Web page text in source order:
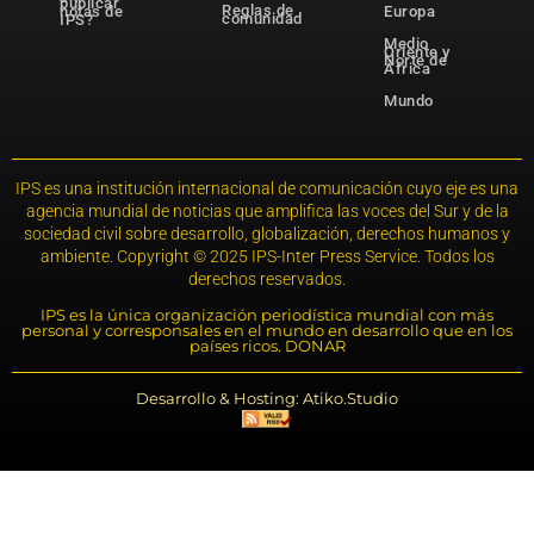
notas de
IPS?
Reglas de
comunidad
Europa
Medio
Oriente y
Norte de
África
Mundo
IPS es una institución internacional de comunicación cuyo eje es una
agencia mundial de noticias que amplifica las voces del Sur y de la
sociedad civil sobre desarrollo, globalización, derechos humanos y
ambiente. Copyright © 2025 IPS-Inter Press Service. Todos los
derechos reservados.
IPS es la única organización periodística mundial con más
personal y corresponsales en el mundo en desarrollo que en los
países ricos. DONAR
Desarrollo & Hosting: Atiko.Studio